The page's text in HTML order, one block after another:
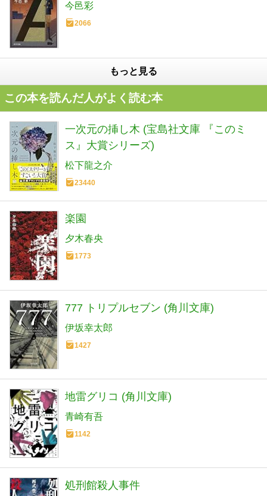
今邑彩
2066
もっと見る
この本を読んだ人がよく読む本
一次元の挿し木 (宝島社文庫 『このミ
ス』大賞シリーズ)
松下龍之介
23440
楽園
夕木春央
1773
777 トリプルセブン (角川文庫)
伊坂幸太郎
1427
地雷グリコ (角川文庫)
青崎有吾
1142
処刑館殺人事件